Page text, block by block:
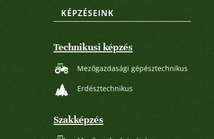
KÉPZÉSEINK
Technikusi képzés
Mezőgazdasági gépésztechnikus
Erdésztechnikus
Szakképzés